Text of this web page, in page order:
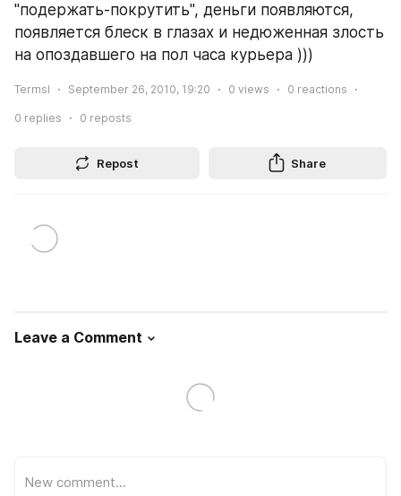
"подержать-покрутить", деньги появляются,
появляется блеск в глазах и недюженная злость
на опоздавшего на пол часа курьера )))
Termsl September 26, 2010, 19:20 0 views 0 reactions
0 replies 0 reposts
Repost Share
Leave a Comment